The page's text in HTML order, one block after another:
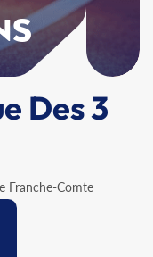
Des 3
Franche-Comte